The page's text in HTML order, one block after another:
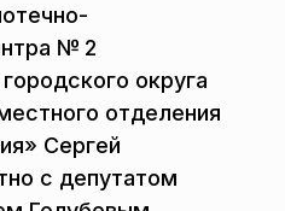
№ 2
округа
отделения
Сергей
с депутатом